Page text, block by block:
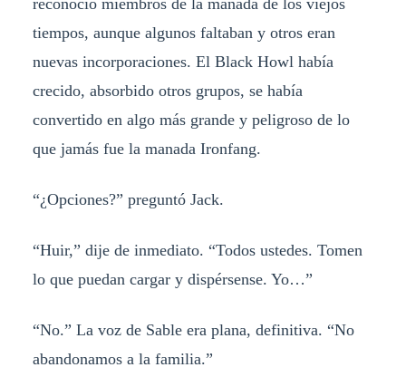
reconoció miembros de la manada de los viejos
tiempos, aunque algunos faltaban y otros eran
nuevas incorporaciones. El Black Howl había
crecido, absorbido otros grupos, se había
convertido en algo más grande y peligroso de lo
que jamás fue la manada Ironfang.
“¿Opciones?” preguntó Jack.
“Huir,” dije de inmediato. “Todos ustedes. Tomen
lo que puedan cargar y dispérsense. Yo…”
“No.” La voz de Sable era plana, definitiva. “No
abandonamos a la familia.”